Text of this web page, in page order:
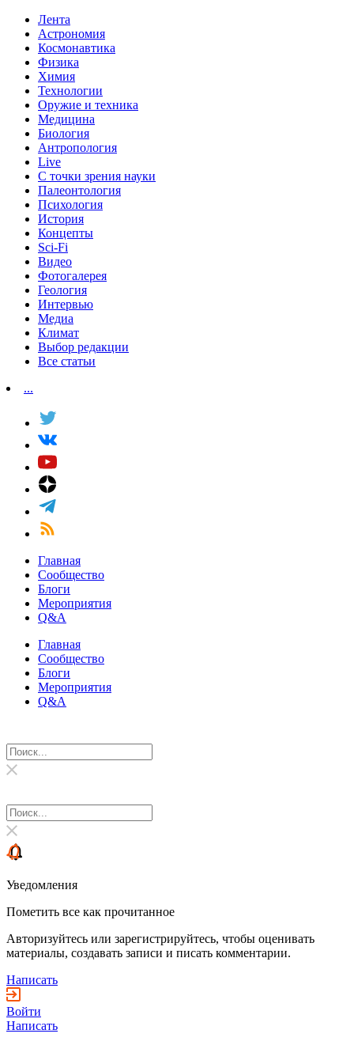
Лента
Астрономия
Космонавтика
Физика
Химия
Технологии
Оружие и техника
Медицина
Биология
Антропология
Live
С точки зрения науки
Палеонтология
Психология
История
Концепты
Sci-Fi
Видео
Фотогалерея
Геология
Интервью
Медиа
Климат
Выбор редакции
Все статьи
...
Главная
Сообщество
Блоги
Мероприятия
Q&A
Главная
Сообщество
Блоги
Мероприятия
Q&A
Уведомления
Пометить все как прочитанное
Авторизуйтесь или зарегистрируйтесь, чтобы оценивать
материалы, создавать записи и писать комментарии.
Написать
Войти
Написать